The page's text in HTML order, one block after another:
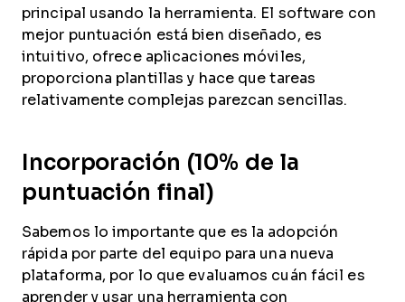
principal usando la herramienta. El software con
mejor puntuación está bien diseñado, es
intuitivo, ofrece aplicaciones móviles,
proporciona plantillas y hace que tareas
relativamente complejas parezcan sencillas.
Incorporación (10% de la
puntuación final)
Sabemos lo importante que es la adopción
rápida por parte del equipo para una nueva
plataforma, por lo que evaluamos cuán fácil es
aprender y usar una herramienta con